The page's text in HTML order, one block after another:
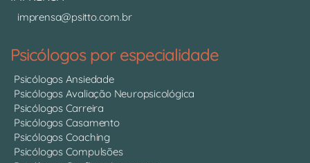
imprensa@psitto.com.br
Psicólogos por especialidade
Psicólogos Ansiedade
Psicólogos Avaliação Neuropsicológica
Psicólogos Carreira
Psicólogos Casamento
Psicólogos Coaching
Psicólogos Compulsões